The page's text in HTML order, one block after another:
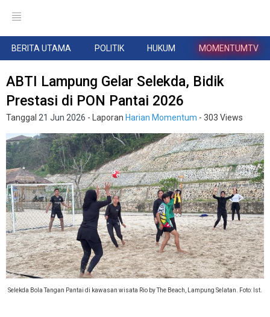
BERITA UTAMA POLITIK HUKUM MOMENTUMTV
ABTI Lampung Gelar Selekda, Bidik
Prestasi di PON Pantai 2026
Tanggal 21 Jun 2026 - Laporan Harian Momentum - 303 Views
Selekda Bola Tangan Pantai di kawasan wisata Rio by The Beach, Lampung Selatan. Foto: Ist.